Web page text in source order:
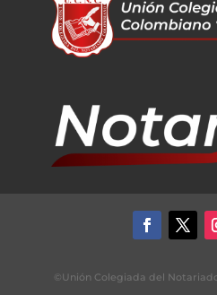
©Unión Colegiada del